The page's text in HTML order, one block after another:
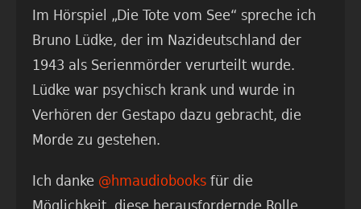
Im Hörspiel „Die Tote vom See“ spreche ich
Bruno Lüdke, der im Nazideutschland der
1943 als Serienmörder verurteilt wurde.
Lüdke war psychisch krank und wurde in
Verhören der Gestapo dazu gebracht, die
Morde zu gestehen.
Ich danke @hmaudiobooksfür die